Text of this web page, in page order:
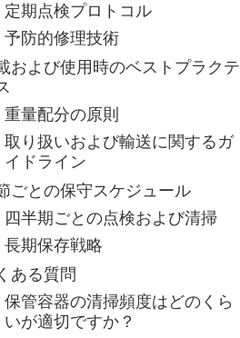
定期点検プロトコル
予防的修理技術
および使用時のベストプラクテ
重量配分の原則
取り扱いおよび輸送に関するガ
イドライン
ごとの保守スケジュール
四半期ごとの点検および清掃
長期保存戦略
ある質問
保管容器の清掃頻度はどのくら
いが適切ですか？